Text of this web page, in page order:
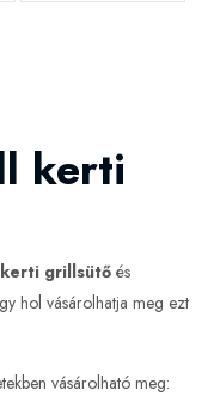
kerti
grillsütő és
hol vásárolhatja meg ezt
vásárolható meg: